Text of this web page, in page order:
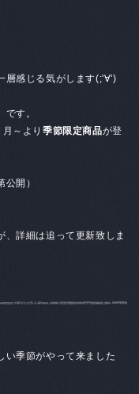
層感じる気がします(;'∀')
す。
～より季節限定商品が登
開）
詳細は追って更新致しま
い季節がやって来ました